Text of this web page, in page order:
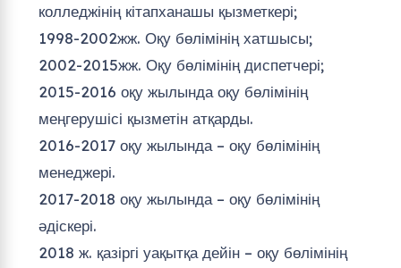
колледжінің кітапханашы қызметкері;
1998-2002жж. Оқу бөлімінің хатшысы;
2002-2015жж. Оқу бөлімінің диспетчері;
2015-2016 оқу жылында оқу бөлімінің
меңгерушісі қызметін атқарды.
2016-2017 оқу жылында – оқу бөлімінің
менеджері.
2017-2018 оқу жылында – оқу бөлімінің
әдіскері.
2018 ж. қазіргі уақытқа дейін – оқу бөлімінің